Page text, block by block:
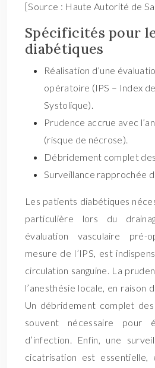
[Source : Haute Autorité de
Spécificités pour
diabétiques
Réalisation d’une
opératoire (IPS – Index
Systolique).
Prudence accrue avec
(risque de nécrose).
Débridement complet
Surveillance rapprochée
Les patients diabétiques
particulière lors du
évaluation vasculaire pré-
mesure de l’IPS, est
circulation sanguine. La
l’anesthésie locale, en raison
Un débridement complet
souvent nécessaire pour
d’infection. Enfin, une
cicatrisation est essentielle,